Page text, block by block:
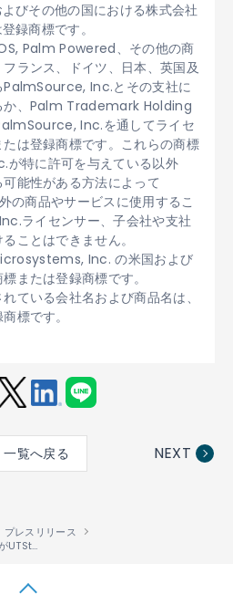
びその他の国における株式会社
録商標です。
Palm Powered、その他の商
ランス、ドイツ、日本、英国及
PalmSource, Inc.とその支社に
か、Palm Trademark Holding
Inc.を通してライセ
は登録商標です。これらの商標
特に許可を与えている以外
能性がある方法によって
商品やサービスに使用するこ
ライセンサー、子会社や支社
ことはできません。
Inc. の米国および
または登録商標です。
ている会社名および商品名は、
標です。
edin
一覧へ戻る NEXT
プレスリリース
携帯端末向けソフトウェアセットがUTStarcom社のデュアルモード端末「T66」に採用